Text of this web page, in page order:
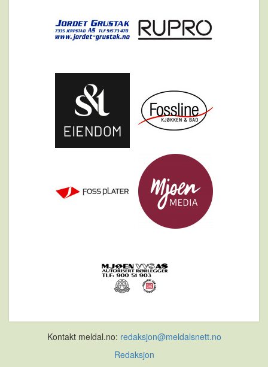
Kontakt meldal.no: redaksjon@meldalsnett.no
Redaksjon